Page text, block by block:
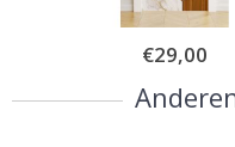
Special
Price
€29,00